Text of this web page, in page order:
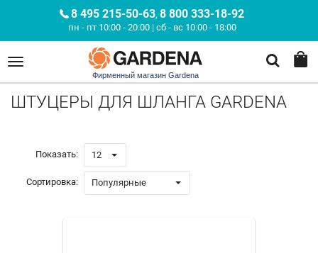
8 495 215-50-63, 8 800 333-18-92
пн - пт 10:00 - 20:00 | сб - вс 10:00 - 18:00
Фирменный магазин Gardena
ШТУЦЕРЫ ДЛЯ ШЛАНГА GARDENA
Показать: 12
Сортировка: Популярные